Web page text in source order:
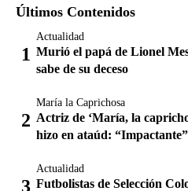
Últimos Contenidos
Actualidad
Murió el papá de Lionel
sabe de su deceso
María la Caprichosa
Actriz de ‘María, la
hizo en ataúd: “Impactante”
Actualidad
Futbolistas de Selección